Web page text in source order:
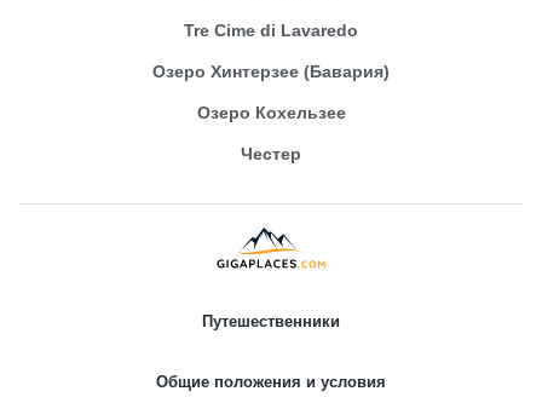
Tre Cime di Lavaredo
Озеро Хинтерзее (Бавария)
Озеро Кохельзее
Честер
Путешественники
Общие положения и условия